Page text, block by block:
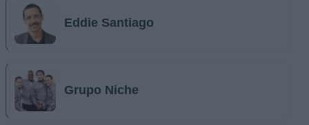
Eddie Santiago
Grupo Niche